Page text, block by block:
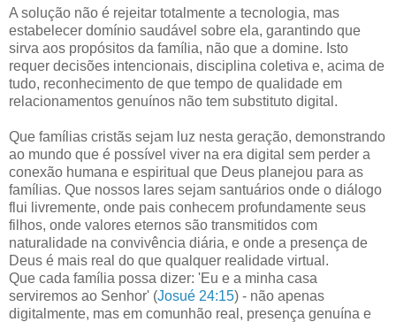
A solução não é rejeitar totalmente a tecnologia, mas
estabelecer domínio saudável sobre ela, garantindo que
sirva aos propósitos da família, não que a domine. Isto
requer decisões intencionais, disciplina coletiva e, acima de
tudo, reconhecimento de que tempo de qualidade em
relacionamentos genuínos não tem substituto digital.
Que famílias cristãs sejam luz nesta geração, demonstrando
ao mundo que é possível viver na era digital sem perder a
conexão humana e espiritual que Deus planejou para as
famílias. Que nossos lares sejam santuários onde o diálogo
flui livremente, onde pais conhecem profundamente seus
filhos, onde valores eternos são transmitidos com
naturalidade na convivência diária, e onde a presença de
Deus é mais real do que qualquer realidade virtual.
Que cada família possa dizer: 'Eu e a minha casa
serviremos ao Senhor' (Josué 24:15) - não apenas
digitalmente, mas em comunhão real, presença genuína e